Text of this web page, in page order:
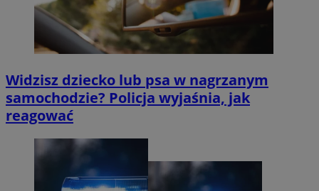
Widzisz dziecko lub psa w nagrzanym
samochodzie? Policja wyjaśnia, jak
reagować